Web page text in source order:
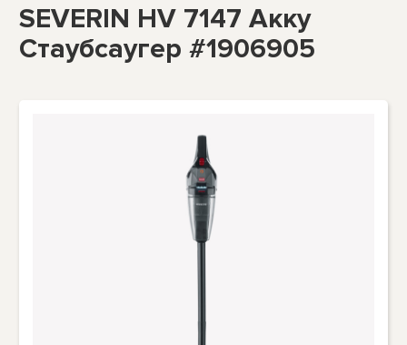
SEVERIN HV 7147 Акку
Стаубсаугер #1906905